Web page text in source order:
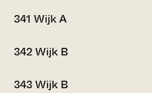
341 Wijk A
342Wijk B
343Wijk B